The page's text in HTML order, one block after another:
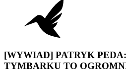
[WYWIAD] PATRYK
TYMBARKU TO